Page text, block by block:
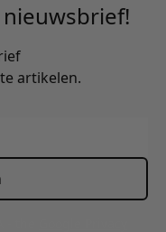
artikelen.